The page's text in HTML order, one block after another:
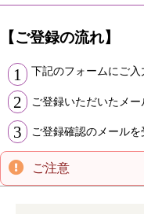
【ご登録の流れ】
1 下記のフォームにご
2 ご登録いただいたメ
3 ご登録確認のメール
ご注意